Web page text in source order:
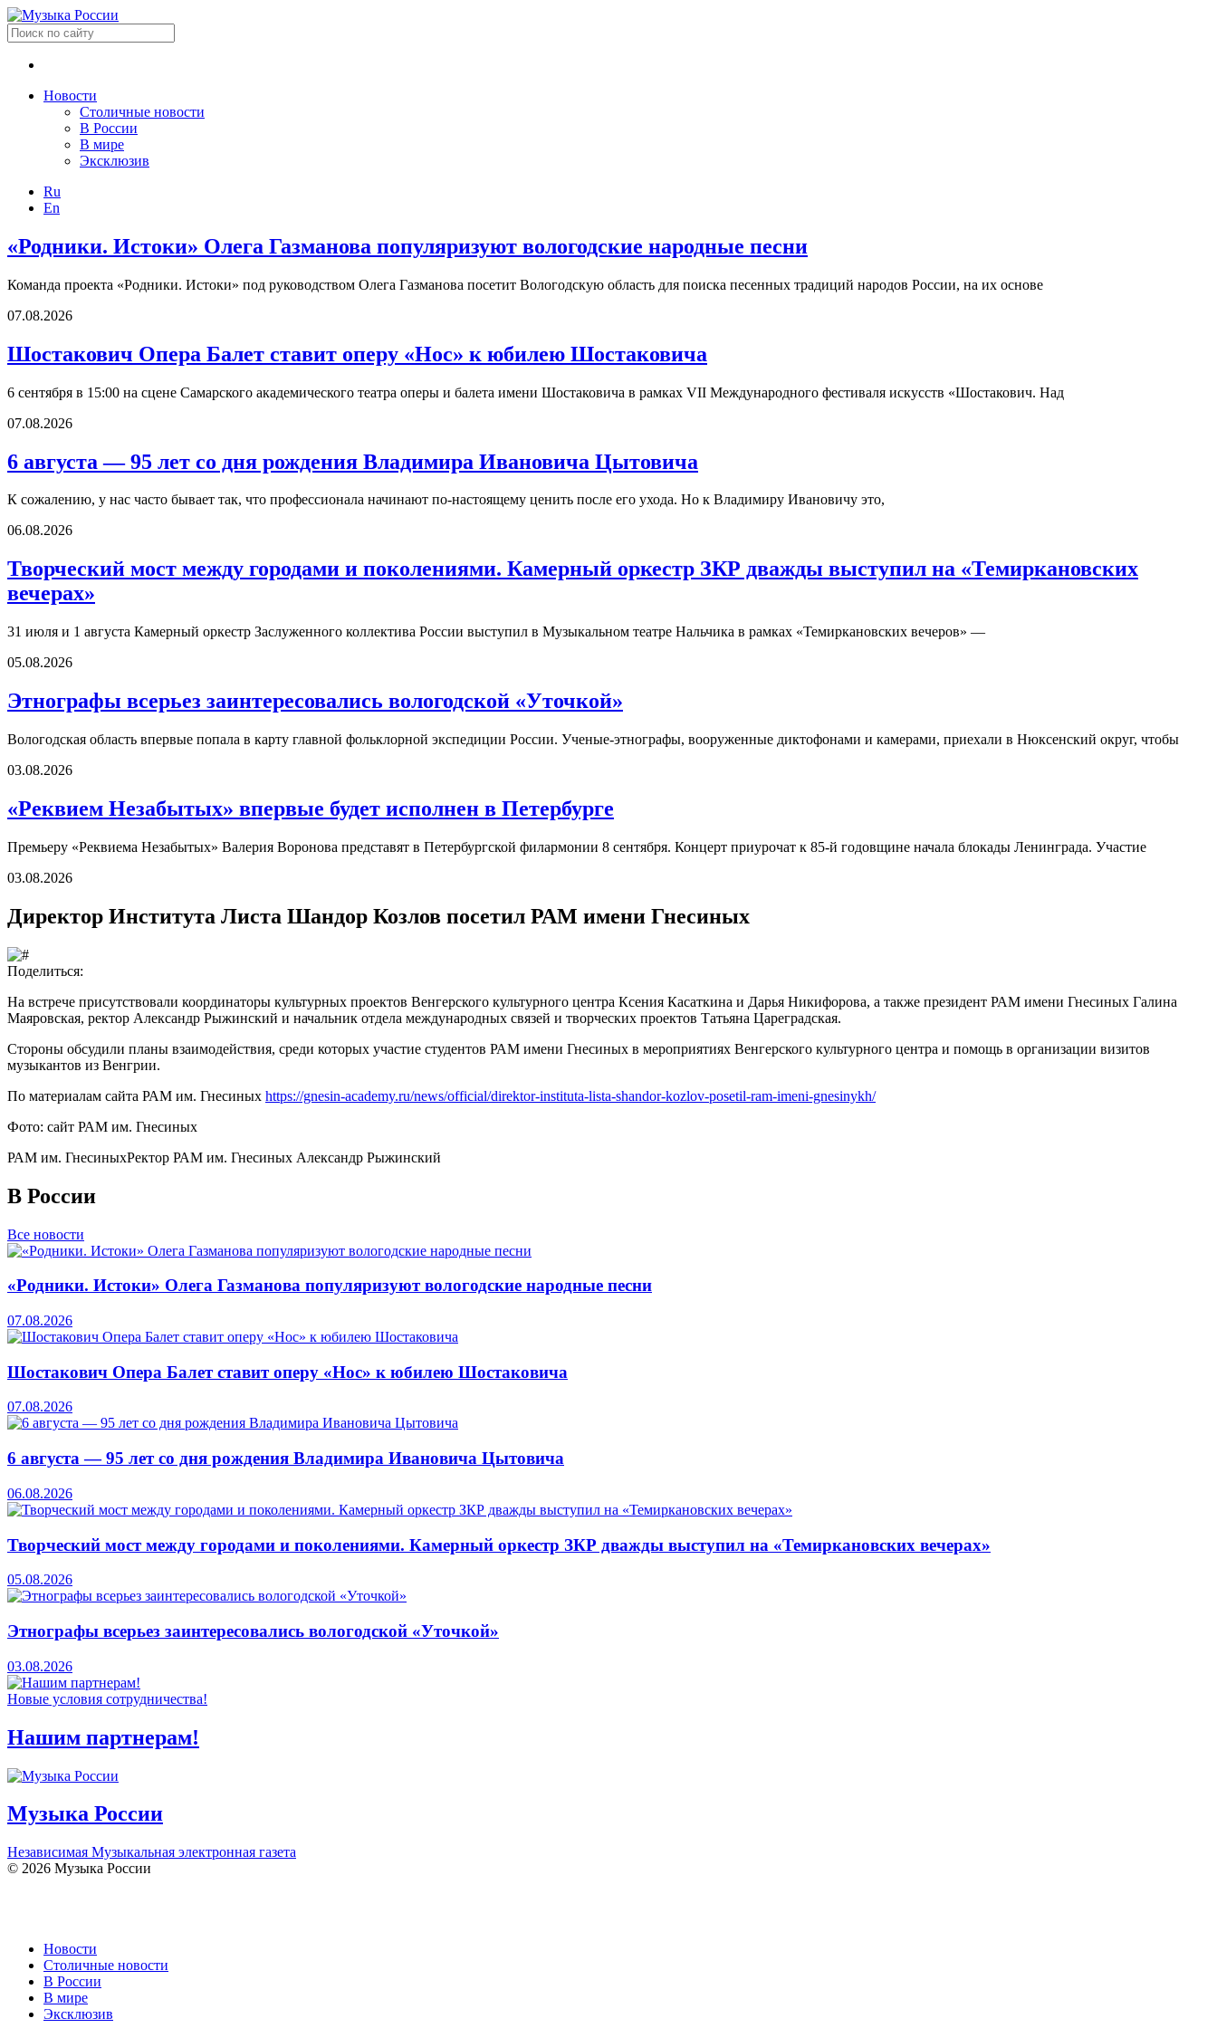
Новости
Столичные новости
В России
В мире
Эксклюзив
Ru
En
«Родники. Истоки» Олега Газманова популяризуют вологодские народные песни
Команда проекта «Родники. Истоки» под руководством Олега Газманова посетит Вологодскую область для поиска песенных традиций народов России, на их основе
07.08.2026
Шостакович Опера Балет ставит оперу «Нос» к юбилею Шостаковича
6 сентября в 15:00 на сцене Самарского академического театра оперы и балета имени Шостаковича в рамках VII Международного фестиваля искусств «Шостакович. Над
07.08.2026
6 августа — 95 лет со дня рождения Владимира Ивановича Цытовича
К сожалению, у нас часто бывает так, что профессионала начинают по-настоящему ценить после его ухода. Но к Владимиру Ивановичу это,
06.08.2026
Творческий мост между городами и поколениями. Камерный оркестр ЗКР дважды выступил на «Темиркановских
вечерах»
31 июля и 1 августа Камерный оркестр Заслуженного коллектива России выступил в Музыкальном театре Нальчика в рамках «Темиркановских вечеров» —
05.08.2026
Этнографы всерьез заинтересовались вологодской «Уточкой»
Вологодская область впервые попала в карту главной фольклорной экспедиции России. Ученые-этнографы, вооруженные диктофонами и камерами, приехали в Нюксенский округ, чтобы
03.08.2026
«Реквием Незабытых» впервые будет исполнен в Петербурге
Премьеру «Реквиема Незабытых» Валерия Воронова представят в Петербургской филармонии 8 сентября. Концерт приурочат к 85-й годовщине начала блокады Ленинграда. Участие
03.08.2026
Директор Института Листа Шандор Козлов посетил РАМ имени Гнесиных
Поделиться:
На встрече присутствовали координаторы культурных проектов Венгерского культурного центра Ксения Касаткина и Дарья Никифорова, а также президент РАМ имени Гнесиных Галина
Маяровская, ректор Александр Рыжинский и начальник отдела международных связей и творческих проектов Татьяна Цареградская.
Стороны обсудили планы взаимодействия, среди которых участие студентов РАМ имени Гнесиных в мероприятиях Венгерского культурного центра и помощь в организации визитов
музыкантов из Венгрии.
По материалам сайта РАМ им. Гнесиных https://gnesin-academy.ru/news/official/direktor-instituta-lista-shandor-kozlov-posetil-ram-imeni-gnesinykh/
Фото: сайт РАМ им. Гнесиных
РАМ им. ГнесиныхРектор РАМ им. Гнесиных Александр Рыжинский
В России
Все новости
«Родники. Истоки» Олега Газманова популяризуют вологодские народные песни
07.08.2026
Шостакович Опера Балет ставит оперу «Нос» к юбилею Шостаковича
07.08.2026
6 августа — 95 лет со дня рождения Владимира Ивановича Цытовича
06.08.2026
Творческий мост между городами и поколениями. Камерный оркестр ЗКР дважды выступил на «Темиркановских вечерах»
05.08.2026
Этнографы всерьез заинтересовались вологодской «Уточкой»
03.08.2026
Новые условия сотрудничества!
Нашим партнерам!
Музыка России
Независимая Музыкальная электронная газета
© 2026 Музыка России
Новости
Столичные новости
В России
В мире
Эксклюзив